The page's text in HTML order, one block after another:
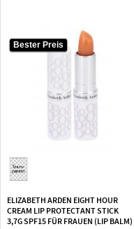
Bester Preis
Bester Preis
ELIZABETH ARDEN EIGHT HOUR
CREAM LIP PROTECTANT STICK
3,7G SPF15 FÜR FRAUEN (LIP BALM)